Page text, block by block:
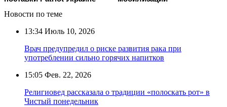
Новости по теме
13:34 Июль 10, 2026
Врач предупредил о риске развития рака при
употреблении сильно горячих напитков
15:05 Фев. 22, 2026
Религиовед рассказала о традиции «полоскать рот» в
Чистый понедельник